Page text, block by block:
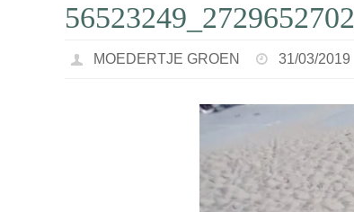
MOEDERTJE GROEN 31/03/2019